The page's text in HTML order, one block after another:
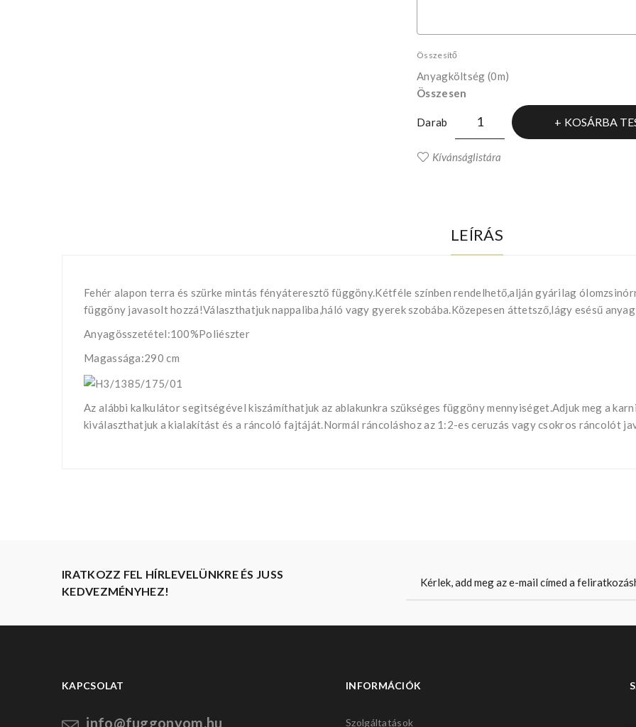
Összesítő
Anyagköltség (0m)
Összesen
Darab KOSÁRBA
Kívánságlistára
LEÍRÁS
Fehér alapon terra és szürke mintás fényáteresztő függöny.Kétféle színben rendelhető,alján gyárilag
függöny javasolt hozzá!Választhatjuk nappaliba,háló vagy gyerek szobába.Közepesen áttetsző,lágy esésű
Anyagösszetétel:100%Poliészter
Magassága:290 cm
Az alábbi kalkulátor segìtségével kiszámíthatjuk az ablakunkra szükséges függöny mennyiséget.Adjuk meg a
kiválaszthatjuk a kialakítást és a ráncoló fajtáját.Normál ráncoláshoz az 1:2-es ceruzás vagy csokros ráncolót
IRATKOZZ FEL HÍRLEVELÜNKRE ÉS JUSS
KEDVEZMÉNYHEZ!
KAPCSOLAT
info@fuggonyom.hu
INFORMÁCIÓK
Szolgáltatások